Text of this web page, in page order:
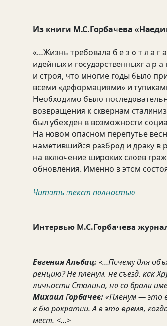
Из книги М.С.Горбачева
«…Жизнь требовала б е з о т л а г
идейных и государственныхг а р
и строя, что многие годы было
всеми «деформациями» и
Необходимо было
возвращения к сквернам
был убежден в возможности
На новом опасном перепутье
наметившийся разброд и драку в
на включение широких слоев
обновления. Именно в этом
Читать текст полностью
Интервью М.С.Горбачева
Евгения Альбац:«…Почему для
ренцию? Не пленум, не съезд, как
личности Сталина, но со брали
Михаил Горбачев:«Пленум — это
к бю рократии. А в это время,
мест. <…>